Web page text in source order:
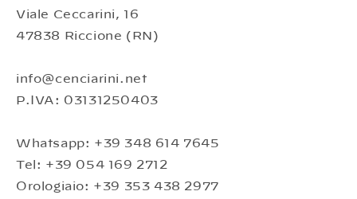
Viale Ceccarini, 16
47838 Riccione (RN)
info@cenciarini.net
P.IVA: 03131250403
Whatsapp: +39 348 614 7645
Tel: +39 054 169 2712
Orologiaio: +39 353 438 2977